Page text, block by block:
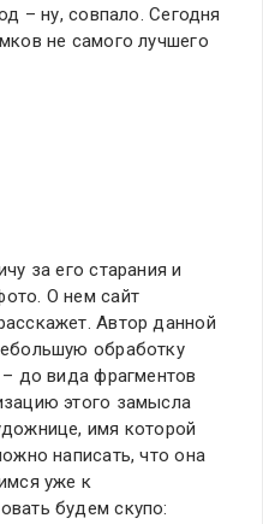
– ну, совпало. Сегодня
не самого лучшего
за его старания и
О нем сайт
Автор данной
обработку
до вида фрагментов
этого замысла
имя которой
написать, что она
уже к
будем скупо: